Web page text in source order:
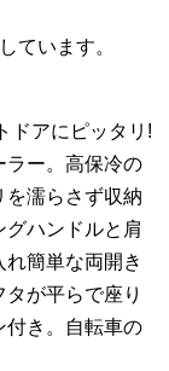
ています。
ドアにピッタリ!
ラー。高保冷の
を濡らさず収納
ハンドルと肩
簡単な両開き
タが平らで座り
付き。自転車の